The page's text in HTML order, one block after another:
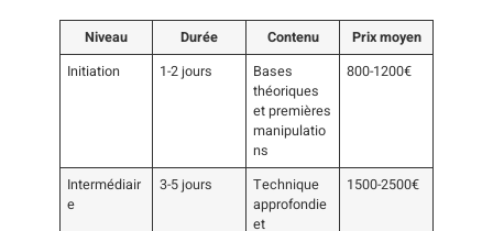
Niveau Durée Contenu
Prix moyen
Initiation
1-2 jours
Bases
théoriques
et premières
manipulatio
ns
800-1200€
Intermédiair
e
3-5 jours
Technique
approfondie
et
1500-2500€